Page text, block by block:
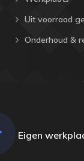
Uit voorraad
Onderhoud &
Eigen